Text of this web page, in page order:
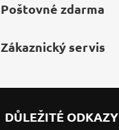
Poštovné zdarma
Zákaznický servis
DŮLEŽITÉ ODKAZY